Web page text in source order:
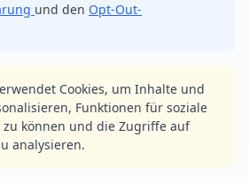
und den Opt-Out-
Cookies, um Inhalte und
Funktionen für soziale
können und die Zugriffe auf
analysieren.